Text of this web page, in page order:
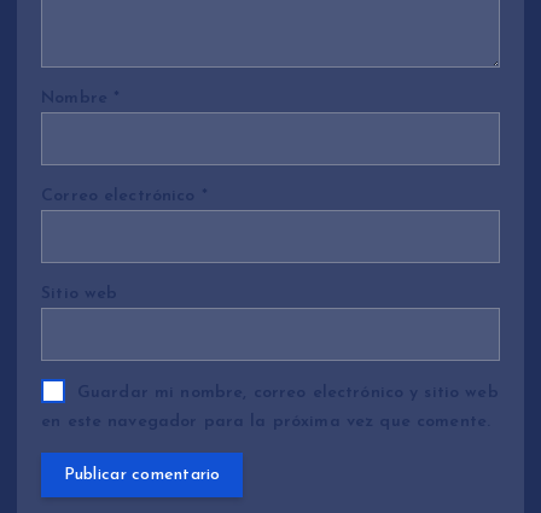
Nombre *
Correo electrónico *
Sitio web
Guardar mi nombre, correo electrónico y sitio web
en este navegador para la próxima vez que comente.